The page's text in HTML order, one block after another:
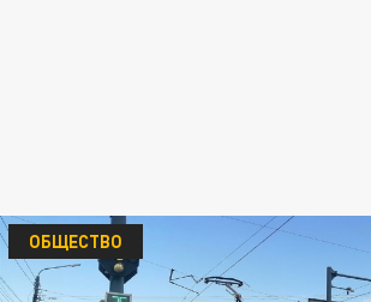
ОБЩЕСТВО